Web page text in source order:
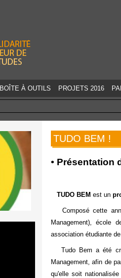
BOÎTE À OUTILS PROJETS 2016
TUDO BEM !
• Présentation
TUDO BEM est un
Composé cette
Management), école
association étudiante
Tudo Bem a été
Management, afin de
qu'elle soit